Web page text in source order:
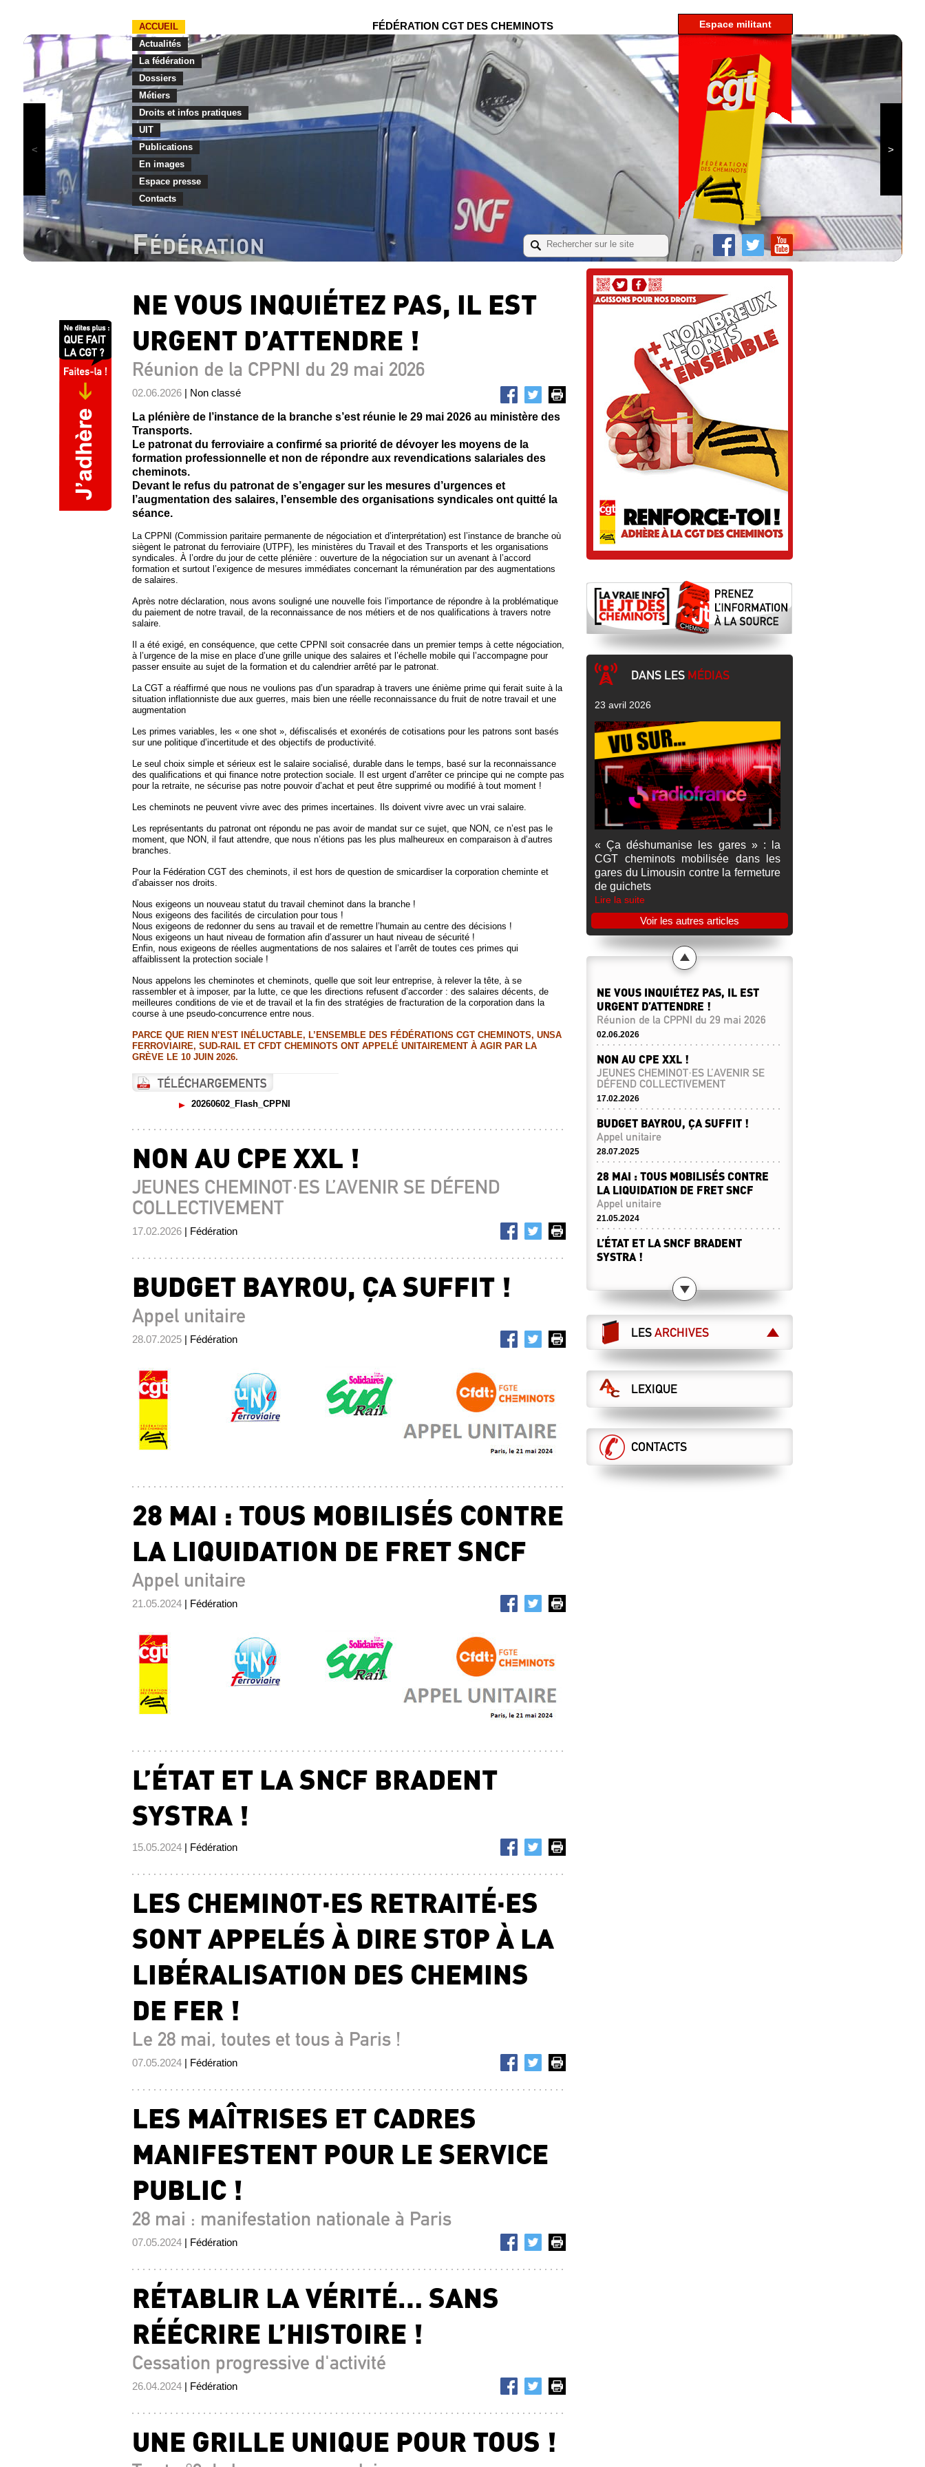
FÉDÉRATION CGT DES CHEMINOTS
ACCUEIL
Actualités
La fédération
Dossiers
Métiers
Droits et infos pratiques
UIT
Publications
En images
Espace presse
Contacts
espace militant
FÉDÉRATION
NE VOUS INQUIÉTEZ PAS, IL EST
URGENT D’ATTENDRE !
Réunion de la CPPNI du 29 mai 2026
02.06.2026 | Non classé
La plénière de l’instance de la branche s’est réunie le 29 mai 2026 au ministère des
Transports.
Le patronat du ferroviaire a confirmé sa priorité de dévoyer les moyens de la
formation professionnelle et non de répondre aux revendications salariales des
cheminots.
Devant le refus du patronat de s’engager sur les mesures d’urgences et
l’augmentation des salaires, l’ensemble des organisations syndicales ont quitté la
séance.
La CPPNI (Commission paritaire permanente de négociation et d’interprétation) est l’instance de branche où
siègent le patronat du ferroviaire (UTPF), les ministères du Travail et des Transports et les organisations
syndicales. À l’ordre du jour de cette plénière : ouverture de la négociation sur un avenant à l’accord
formation et surtout l’exigence de mesures immédiates concernant la rémunération par des augmentations
de salaires.
Après notre déclaration, nous avons souligné une nouvelle fois l’importance de répondre à la problématique
du paiement de notre travail, de la reconnaissance de nos métiers et de nos qualifications à travers notre
salaire.
Il a été exigé, en conséquence, que cette CPPNI soit consacrée dans un premier temps à cette négociation,
à l’urgence de la mise en place d’une grille unique des salaires et l’échelle mobile qui l’accompagne pour
passer ensuite au sujet de la formation et du calendrier arrêté par le patronat.
La CGT a réaffirmé que nous ne voulions pas d’un sparadrap à travers une énième prime qui ferait suite à la
situation inflationniste due aux guerres, mais bien une réelle reconnaissance du fruit de notre travail et une
augmentation
Les primes variables, les « one shot », défiscalisés et exonérés de cotisations pour les patrons sont basés
sur une politique d’incertitude et des objectifs de productivité.
Le seul choix simple et sérieux est le salaire socialisé, durable dans le temps, basé sur la reconnaissance
des qualifications et qui finance notre protection sociale. Il est urgent d’arrêter ce principe qui ne compte pas
pour la retraite, ne sécurise pas notre pouvoir d’achat et peut être supprimé ou modifié à tout moment !
Les cheminots ne peuvent vivre avec des primes incertaines. Ils doivent vivre avec un vrai salaire.
Les représentants du patronat ont répondu ne pas avoir de mandat sur ce sujet, que NON, ce n’est pas le
moment, que NON, il faut attendre, que nous n’étions pas les plus malheureux en comparaison à d’autres
branches.
Pour la Fédération CGT des cheminots, il est hors de question de smicardiser la corporation cheminte et
d’abaisser nos droits.
Nous exigeons un nouveau statut du travail cheminot dans la branche !
Nous exigeons des facilités de circulation pour tous !
Nous exigeons de redonner du sens au travail et de remettre l’humain au centre des décisions !
Nous exigeons un haut niveau de formation afin d’assurer un haut niveau de sécurité !
Enfin, nous exigeons de réelles augmentations de nos salaires et l’arrêt de toutes ces primes qui
affaiblissent la protection sociale !
Nous appelons les cheminotes et cheminots, quelle que soit leur entreprise, à relever la tête, à se
rassembler et à imposer, par la lutte, ce que les directions refusent d’accorder : des salaires décents, de
meilleures conditions de vie et de travail et la fin des stratégies de fracturation de la corporation dans la
course à une pseudo-concurrence entre nous.
PARCE QUE RIEN N’EST INÉLUCTABLE, L’ENSEMBLE DES FÉDÉRATIONS CGT CHEMINOTS, UNSA
FERROVIAIRE, SUD-RAIL ET CFDT CHEMINOTS ONT APPELÉ UNITAIREMENT À AGIR PAR LA
GRÈVE LE 10 JUIN 2026.
20260602_Flash_CPPNI
NON AU CPE XXL !
JEUNES CHEMINOT·ES L’AVENIR SE DÉFEND
COLLECTIVEMENT
17.02.2026 | Fédération
BUDGET BAYROU, ÇA SUFFIT !
Appel unitaire
28.07.2025 | Fédération
28 MAI : TOUS MOBILISÉS CONTRE
LA LIQUIDATION DE FRET SNCF
Appel unitaire
21.05.2024 | Fédération
L’ÉTAT ET LA SNCF BRADENT
SYSTRA !
15.05.2024 | Fédération
LES CHEMINOT·ES RETRAITÉ·ES
SONT APPELÉS À DIRE STOP À LA
LIBÉRALISATION DES CHEMINS
DE FER !
Le 28 mai, toutes et tous à Paris !
07.05.2024 | Fédération
LES MAÎTRISES ET CADRES
MANIFESTENT POUR LE SERVICE
PUBLIC !
28 mai : manifestation nationale à Paris
07.05.2024 | Fédération
RÉTABLIR LA VÉRITÉ… SANS
RÉÉCRIRE L’HISTOIRE !
Cessation progressive d'activité
26.04.2024 | Fédération
UNE GRILLE UNIQUE POUR TOUS !
DANS LES MÉDIAS
23 avril 2026
« Ça déshumanise les gares » : la
CGT cheminots mobilisée dans les
gares du Limousin contre la fermeture
de guichets
Lire la suite
Voir les autres articles
NE VOUS INQUIÉTEZ PAS, IL EST
URGENT D’ATTENDRE !
Réunion de la CPPNI du 29 mai 2026
02.06.2026
NON AU CPE XXL !
JEUNES CHEMINOT·ES L’AVENIR SE
DÉFEND COLLECTIVEMENT
17.02.2026
BUDGET BAYROU, ÇA SUFFIT !
Appel unitaire
28.07.2025
28 MAI : TOUS MOBILISÉS CONTRE
LA LIQUIDATION DE FRET SNCF
Appel unitaire
21.05.2024
L’ÉTAT ET LA SNCF BRADENT
SYSTRA !
LES CHEMINOT·ES RETRAITÉ·ES
SONT APPELÉS À DIRE STOP À LA
LIBÉRALISATION DES CHEMINS DE
FER !
Le 28 mai, toutes et tous à Paris !
LES MAÎTRISES ET CADRES
MANIFESTENT POUR LE SERVICE
PUBLIC !
28 mai : manifestation nationale à Paris
07.05.2024
RÉÉCRIRE L’HISTOIRE !
LESARCHIVES
LEXIQUE
CONTACTS